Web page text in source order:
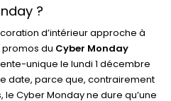
?
d’intérieur approche à
du Cyber Monday
unique le lundi 1 décembre
date, parce que, contrairement
Cyber Monday ne dure qu’une